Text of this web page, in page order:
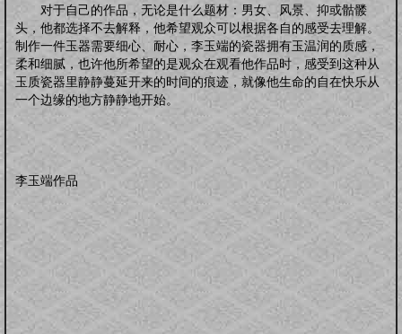
对于自己的作品，无论是什么题材：男女、风景、抑或骷髅
头，他都选择不去解释，他希望观众可以根据各自的感受去理解。
制作一件玉器需要细心、耐心，李玉端的瓷器拥有玉温润的质感，
柔和细腻，也许他所希望的是观众在观看他作品时，感受到这种从
玉质瓷器里静静蔓延开来的时间的痕迹，就像他生命的自在快乐从
一个边缘的地方静静地开始。
李玉端作品